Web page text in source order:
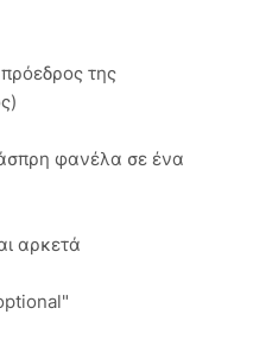
της
φανέλα σε ένα
αρκετά